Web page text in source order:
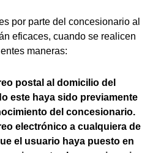
por parte del concesionario al
eficaces, cuando se realicen
maneras:
postal al domicilio del
este haya sido previamente
del concesionario.
electrónico a cualquiera de
el usuario haya puesto en